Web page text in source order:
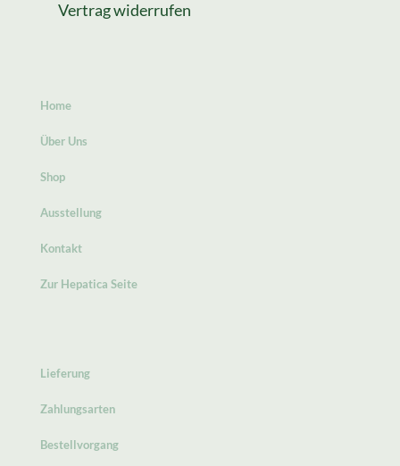
Vertrag widerrufen
Home
Über Uns
Shop
Ausstellung
Kontakt
Zur Hepatica Seite
Lieferung
Zahlungsarten
Bestellvorgang